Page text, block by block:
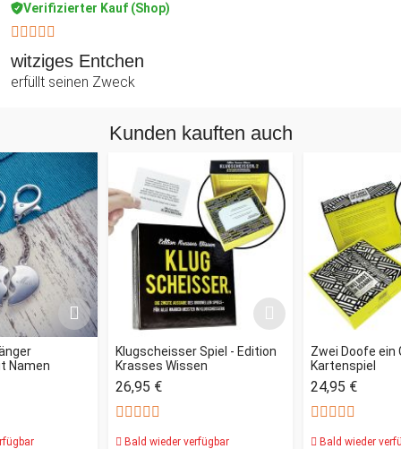
Verifizierter Kauf (Shop)
witziges Entchen
erfüllt seinen Zweck
Kunden kauften auch
Namen
Klugscheisser Spiel - Edition
Krasses Wissen
26,95 €
Bald wieder verfügbar
Zwei Doofe ein
Kartenspiel
24,95 €
Bald wieder